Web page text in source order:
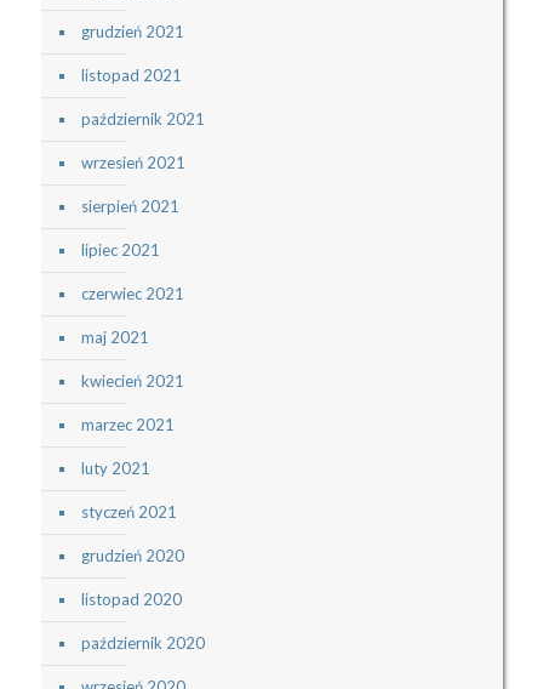
grudzień 2021
listopad 2021
październik 2021
wrzesień 2021
sierpień 2021
lipiec 2021
czerwiec 2021
maj 2021
kwiecień 2021
marzec 2021
luty 2021
styczeń 2021
grudzień 2020
listopad 2020
październik 2020